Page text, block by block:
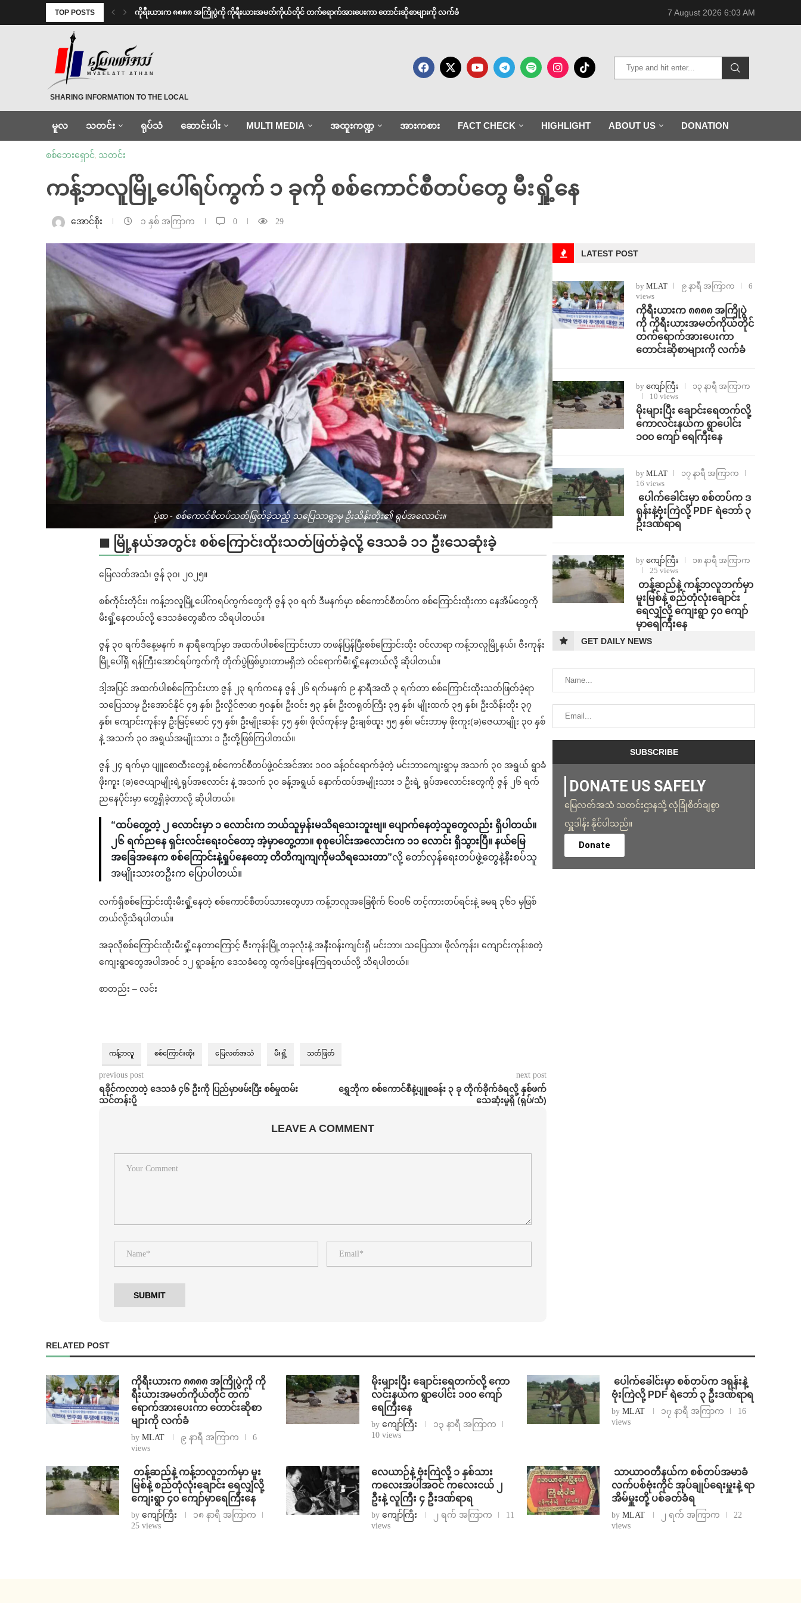
TOP POSTS ကိုရီးယားက ၈၈၈၈ အကြိုပွဲကို ကိုရီးယားအမတ်ကိုယ်တိုင် တက်ရောက်အားပေးကာ တောင်းဆိုစာများကို လက်ခံ 7 August 2026 6:03 AM
MYAELATT ATHAN
SHARING INFORMATION TO THE LOCAL
မူလ သတင်း ရုပ်သံ ဆောင်းပါး MULTI MEDIA အထူးကဏ္ဍ အားကစား FACT CHECK HIGHLIGHT ABOUT US DONATION
စစ်ဘေးရှောင်, သတင်း
ကန့်ဘလူမြို့ပေါ်ရပ်ကွက် ၁ ခုကို စစ်ကောင်စီတပ်တွေ မီးရှို့နေ
အောင်စိုး ၁ နှစ် အကြာက 0 29
ပုံစာ - စစ်ကောင်စီတပ်သတ်ဖြတ်ခဲ့သည့် သပြေသာရွာမှ ဦးသိန်းတိုး၏ ရုပ်အလောင်း။
◼ မြို့နယ်အတွင်း စစ်ကြောင်းထိုးသတ်ဖြတ်ခဲ့လို့ ဒေသခံ ၁၁ ဦးသေဆုံးခဲ့
မြေလတ်အသံ၊ ဇွန် ၃၀၊ ၂၀၂၅။
စစ်ကိုင်းတိုင်း၊ ကန့်ဘလူမြို့ပေါ်ကရပ်ကွက်တွေကို ဇွန် ၃၀ ရက် ဒီမနက်မှာ စစ်ကောင်စီတပ်က စစ်ကြောင်းထိုးကာ နေအိမ်တွေကို
မီးရှို့နေတယ်လို့ ဒေသခံတွေဆီက သိရပါတယ်။
ဇွန် ၃၀ ရက်ဒီနေ့မနက် ၈ နာရီကျော်မှာ အထက်ပါစစ်ကြောင်းဟာ တဖန်ပြန်ပြီးစစ်ကြောင်းထိုး ဝင်လာရာ ကန့်ဘလူမြို့နယ်၊ ဇီးကုန်း
မြို့ပေါ်ရှိ ရန်ကြီးအောင်ရပ်ကွက်ကို တိုက်ပွဲဖြစ်ပွားတာမရှိဘဲ ဝင်ရောက်မီးရှို့နေတယ်လို့ ဆိုပါတယ်။
ဒါ့အပြင် အထက်ပါစစ်ကြောင်းဟာ ဇွန် ၂၃ ရက်ကနေ ဇွန် ၂၆ ရက်မနက် ၉ နာရီအထိ ၃ ရက်တာ စစ်ကြောင်းထိုးသတ်ဖြတ်ခဲ့ရာ
သပြေသာမှ ဦးအောင်နိုင် ၄၅ နှစ်၊ ဦးလှိုင်ဇာဖာ ၅၀နှစ်၊ ဦးဝင်း ၅၃ နှစ်၊ ဦးတရုတ်ကြီး ၃၅ နှစ်၊ မျိုးထက် ၃၅ နှစ်၊ ဦးသိန်းတိုး ၃၇
နှစ်၊ ကျောင်းကုန်းမှ ဦးမြင့်မောင် ၄၅ နှစ်၊ ဦးမျိုးဆန်း ၄၅ နှစ်၊ ဖိုလ်ကုန်းမှ ဦးချစ်ထူး ၅၅ နှစ်၊ မင်းဘာမှ ဖိုးကူး(ခ)ဇေယာမျိုး ၃၀ နှစ်
နဲ့ အသက် ၃၀ အရွယ်အမျိုးသား ၁ ဦးတို့ဖြစ်ကြပါတယ်။
ဇွန် ၂၄ ရက်မှာ ပျူစောထီးတွေနဲ့ စစ်ကောင်စီတပ်ဖွဲ့ဝင်အင်အား ၁၀၀ ခန့်ဝင်ရောက်ခဲ့တဲ့ မင်းဘာကျေးရွာမှ အသက် ၃၀ အရွယ် ရွာခံ
ဖိုးကူး (ခ)ဇေယျာမျိုးရဲ့ရုပ်အလောင်း နဲ့ အသက် ၃၀ ခန့်အရွယ် နောက်ထပ်အမျိုးသား ၁ ဦးရဲ့ ရုပ်အလောင်းတွေကို ဇွန် ၂၆ ရက်
ညနေပိုင်းမှာ တွေ့ရှိခဲ့တာလို့ ဆိုပါတယ်။
“ထပ်တွေ့တဲ့ ၂ လောင်းမှာ ၁ လောင်းက ဘယ်သူမှန်းမသိရသေးဘူးဗျ။ ပျောက်နေတဲ့သူတွေလည်း ရှိပါတယ်။
၂၆ ရက်ညနေ ရှင်းလင်းရေးဝင်တော့ အဲ့မှာတွေ့တာ။ စုစုပေါင်းအလောင်းက ၁၁ လောင်း ရှိသွားပြီ။ နယ်မြေ
အခြေအနေက စစ်ကြောင်းနဲ့ရှုပ်နေတော့ တိတိကျကျကိုမသိရသေးတာ”လို့ တော်လှန်ရေးတပ်ဖွဲ့တွေနဲ့နီးစပ်သူ
အမျိုးသားတဦးက ပြောပါတယ်။
လက်ရှိစစ်ကြောင်းထိုးမီးရှို့နေတဲ့ စစ်ကောင်စီတပ်သားတွေဟာ ကန့်ဘလူအခြေစိုက် ၆၀၀၆ တင့်ကားတပ်ရင်းနဲ့ ခမရ ၃၆၁ မှဖြစ်
တယ်လို့သိရပါတယ်။
အခုလိုစစ်ကြောင်းထိုးမီးရှို့နေတာကြောင့် ဇီးကုန်းမြို့တခုလုံးနဲ့ အနီးဝန်းကျင်းရှိ မင်းဘာ၊ သပြေသာ၊ ဖိုလ်ကုန်း၊ ကျောင်းကုန်းစတဲ့
ကျေးရွာတွေအပါအဝင် ၁၂ ရွာခန့်က ဒေသခံတွေ ထွက်ပြေးနေကြရတယ်လို့ သိရပါတယ်။
စာတည်း – လင်း
ကန့်ဘလူ စစ်ကြောင်းထိုး မြေလတ်အသံ မီးရှို့ သတ်ဖြတ်
previous post
ရခိုင်ကလာတဲ့ ဒေသခံ ၄၆ ဦးကို ပြည်မှာဖမ်းပြီး စစ်မှုထမ်း
သင်တန်းပို့
next post
⁨⁨ရွှေဘိုက စစ်ကောင်စီနဲ့ပျူစခန်း ၃ ခု တိုက်ခိုက်ခံရလို့ နှစ်ဖက်
သေဆုံးမှုရှိ (ရုပ်/သံ)
LEAVE A COMMENT
LATEST POST
by MLAT ၉ နာရီ အကြာက
6
views
ကိုရီးယားက ၈၈၈၈ အကြိုပွဲ
ကို ကိုရီးယားအမတ်ကိုယ်တိုင်
တက်ရောက်အားပေးကာ
တောင်းဆိုစာများကို လက်ခံ
by ကျော်ကြီး
၁၃ နာရီ အကြာက
10 views
⁨မိုးများပြီး ချောင်းရေတက်လို့
ကောလင်းနယ်က ရွာပေါင်း
၁၀၀ ကျော် ရေကြီးနေ
by MLAT
၁၇ နာရီ အကြာက
16 views
⁩ ⁨ပေါက်ခေါင်းမှာ စစ်တပ်က ဒ
ရုန်းနဲ့ဗုံးကြဲလို့ PDF ရဲဘော် ၃
ဦးဒဏ်ရာရ
by ကျော်ကြီး
၁၈ နာရီ အကြာက
25 views
⁩ ⁨တန့်ဆည်နဲ့ ကန့်ဘလူဘက်မှာ
မူးမြစ်နဲ့ စည်တုံလုံးချောင်း
ရေလျှံလို့ ကျေးရွာ ၄၀ ကျော်
မှာရေကြီးနေ
GET DAILY NEWS
DONATE US SAFELY
မြေလတ်အသံ သတင်းဌာနသို့ လုံခြုံစိတ်ချစွာ
လှူဒါန်း နိုင်ပါသည်။
Donate
RELATED POST
ကိုရီးယားက ၈၈၈၈ အကြိုပွဲကို ကို
ရီးယားအမတ်ကိုယ်တိုင် တက်
ရောက်အားပေးကာ တောင်းဆိုစာ
များကို လက်ခံ
by MLAT ၉ နာရီ အကြာက
6
views
⁨မိုးများပြီး ချောင်းရေတက်လို့ ကော
လင်းနယ်က ရွာပေါင်း ၁၀၀ ကျော်
ရေကြီးနေ
by ကျော်ကြီး
၁၃ နာရီ အကြာက
10 views
⁩ ⁨ပေါက်ခေါင်းမှာ စစ်တပ်က ဒရုန်းနဲ့
ဗုံးကြဲလို့ PDF ရဲဘော် ၃ ဦးဒဏ်ရာရ
byMLAT ၁၇ နာရီ အကြာက
16
views
⁩ ⁨တန့်ဆည်နဲ့ ကန့်ဘလူဘက်မှာ မူး
မြစ်နဲ့ စည်တုံလုံးချောင်း ရေလျှံလို့
ကျေးရွာ ၄၀ ကျော်မှာရေကြီးနေ
by ကျော်ကြီး
၁၈ နာရီ အကြာက
25 views
⁨လေယာဉ်နဲ့ ဗုံးကြဲလို့ ၁ နှစ်သား
ကလေးအပါအဝင် ကလေးငယ် ၂
ဦးနဲ့ လူကြီး ၄ ဦးဒဏ်ရာရ
by ကျော်ကြီး ၂ ရက် အကြာက
11
views
⁩ ⁨သာယာဝတီနယ်က စစ်တပ်အမာခံ
လက်ပစ်ဗုံးကိုင် အုပ်ချုပ်ရေးမှူးနဲ့ ရာ
အိမ်မှူးတို့ ပစ်ခတ်ခံရ
byMLAT ၂ ရက် အကြာက
22
views